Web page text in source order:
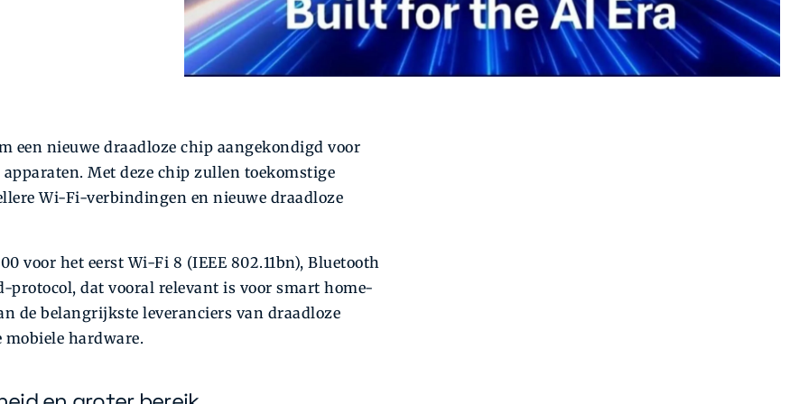
een nieuwe draadloze chip aangekondigd voor
Met deze chip zullen toekomstige
Wi-Fi-verbindingen en nieuwe draadloze
voor het eerst Wi-Fi 8 (IEEE 802.11bn), Bluetooth
protocol, dat vooral relevant is voor smart home-
de belangrijkste leveranciers van draadloze
mobiele hardware.